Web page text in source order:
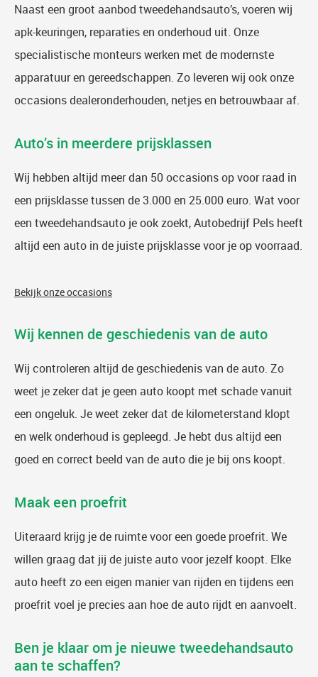
Naast een groot aanbod tweedehandsauto’s, voeren wij
apk-keuringen, reparaties en onderhoud uit. Onze
specialistische monteurs werken met de modernste
apparatuur en gereedschappen. Zo leveren wij ook onze
occasions dealeronderhouden, netjes en betrouwbaar af.
Auto’s in meerdere prijsklassen
Wij hebben altijd meer dan 50 occasions op voor raad in
een prijsklasse tussen de 3.000 en 25.000 euro. Wat voor
een tweedehandsauto je ook zoekt, Autobedrijf Pels heeft
altijd een auto in de juiste prijsklasse voor je op voorraad.
Bekijk onze occasions
Wij kennen de geschiedenis van de auto
Wij controleren altijd de geschiedenis van de auto. Zo
weet je zeker dat je geen auto koopt met schade vanuit
een ongeluk. Je weet zeker dat de kilometerstand klopt
en welk onderhoud is gepleegd. Je hebt dus altijd een
goed en correct beeld van de auto die je bij ons koopt.
Maak een proefrit
Uiteraard krijg je de ruimte voor een goede proefrit. We
willen graag dat jij de juiste auto voor jezelf koopt. Elke
auto heeft zo een eigen manier van rijden en tijdens een
proefrit voel je precies aan hoe de auto rijdt en aanvoelt.
Ben je klaar om je nieuwe tweedehandsauto
aan te schaffen?